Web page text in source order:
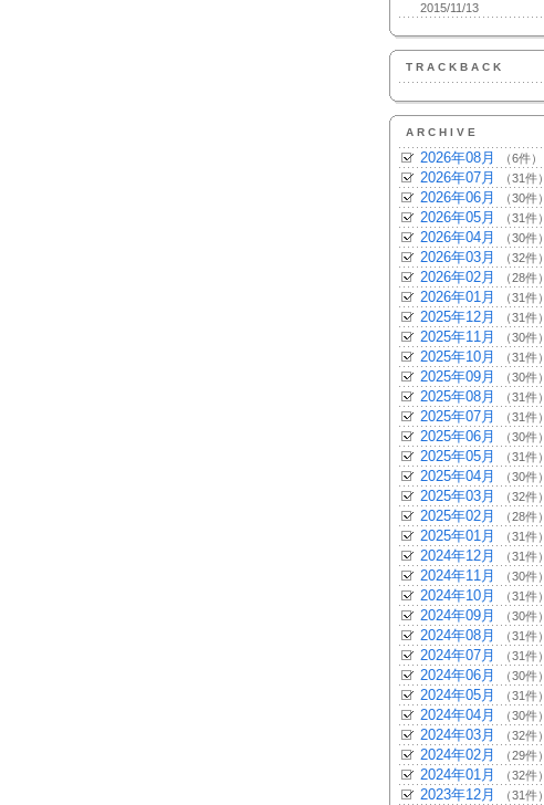
2015/11/13
TRACKBACK
ARCHIVE
2026年08月 （6件）
2026年07月 （31件）
2026年06月 （30件）
2026年05月 （31件）
2026年04月 （30件）
2026年03月 （32件）
2026年02月 （28件）
2026年01月 （31件）
2025年12月 （31件）
2025年11月 （30件）
2025年10月 （31件）
2025年09月 （30件）
2025年08月 （31件）
2025年07月 （31件）
2025年06月 （30件）
2025年05月 （31件）
2025年04月 （30件）
2025年03月 （32件）
2025年02月 （28件）
2025年01月 （31件）
2024年12月 （31件）
2024年11月 （30件）
2024年10月 （31件）
2024年09月 （30件）
2024年08月 （31件）
2024年07月 （31件）
2024年06月 （30件）
2024年05月 （31件）
2024年04月 （30件）
2024年03月 （32件）
2024年02月 （29件）
2024年01月 （32件）
2023年12月 （31件）